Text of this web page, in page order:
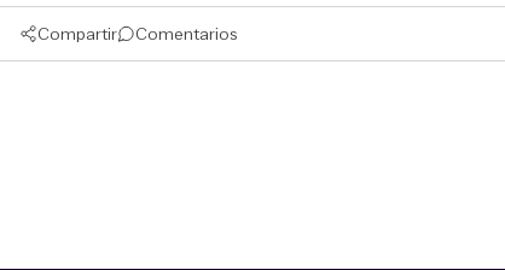
Compartir Comentarios